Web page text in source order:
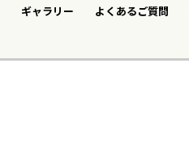
ギャラリー よくあるご質問